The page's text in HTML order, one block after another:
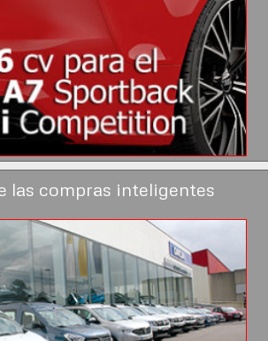
las compras inteligentes